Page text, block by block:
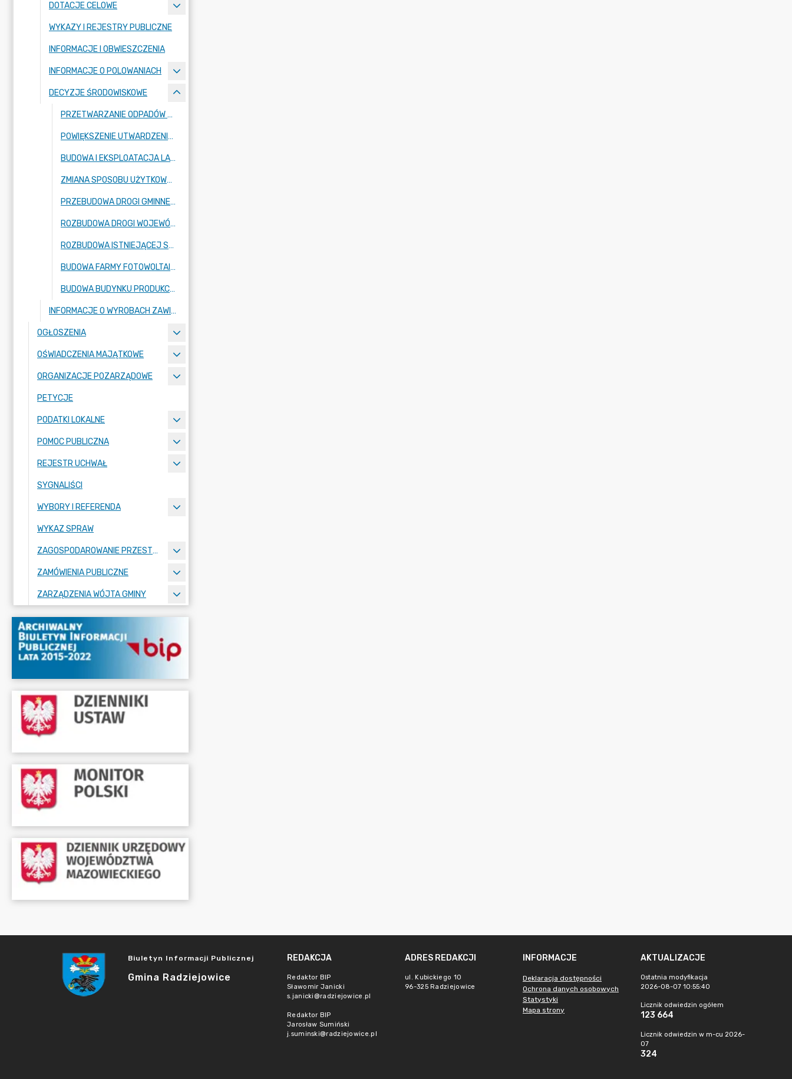
DOTACJE CELOWE
WYKAZY I REJESTRY PUBLICZNE
INFORMACJE I OBWIESZCZENIA
INFORMACJE O POLOWANIACH
DECYZJE ŚRODOWISKOWE
PRZETWARZANIE ODPADÓW SZTUCZNYCH W OBRĘBIE DZIAŁKI EWID. NR 236/1 OBRĘB RADZIEJOWICE, GMINA RADZIEJOWICE, POWIAT ŻYRARDOWSKI, WOJEWÓDZTWO MAZOWIECKIE
POWIĘKSZENIE UTWARDZENIA DZIAŁEK GRUNTU NR EWID. 24, 25 I 26/8 OBRĘB 0009 KRZE W MIEJSCOWOŚCI KRZE DUŻE, GMINA RADZIEJOWICE
BUDOWA I EKSPLOATACJA LAKIERNI PROSZKOWEJ W RADZIEJOWICACH PRZY UL. PRZEMYSŁOWEJ 2.
ZMIANA SPOSOBU UŻYTKOWANA BUDYNKU GOSPODARCZEGO NA BUDYNEK DO CHOWU DROBIU (ODCHOWALNIĘ) ORAZ BUDOWĘ DWÓCH KURNIKÓW WRAZ Z NIEZBĘDNA INFRASTRUKTURĄ TECHNICZNĄ W MIEJSCOWOŚCI CHROBOTY 1C, NA TERENIE DZIAŁEK NR 229 I 230 (OBRĘB CHROBOTY).
PRZEBUDOWA DROGI GMINNEJ W MIEJSCOWOŚCIACH RADZIEJOWICE-PARCEL ORAZ ZBOISKA W GMINIE RADZIEJOWICE.
ROZBUDOWA DROGI WOJEWÓDZKIEJ NR 579 W ZAKRESIE BUDOWY DROGI DLA PIESZYCH I ROWERÓW, W OBRĘBIE EWIDENCYJNYM NR 0019 RADZIEJOWICE, NR 0001 ADAMÓW-PARCEL, NR 0004 BUDY JÓZEFOWSKIE, NR 0002 ADAMÓW-WIEŚ, NR 0011 KUKLÓWKA RADZIEJOWICKA, W GMINIE RADZIEJOWICE, POW. ŻYRARDOWSKI, WOJ. MAZOWIECKIE
ROZBUDOWA ISTNIEJĄCEJ STACJI PALIW NA DZIAŁKACH NR 163/27 I 163/29, OBRĘB KRZE, GMINA RADZIEJOWICE
BUDOWA FARMY FOTOWOLTAICZNEJ PV SŁABOMIERZ I O MOCY DO 3 MW WŁĄCZNIE (Z MOŻLIWOŚCIĄ REALIZACJI W ETAPACH) REALIZOWANEJ NA DZIAŁCE O NR 310/1 OBRĘB 0011 SŁABOMIERZ, GMINA RADZIEJOWICE, POWIAT ŻYRARDOWSKI WRAZ Z NIEZBĘDNĄ INFRASTRUKTURĄ TECHNICZNĄ W TYM Z MAGAZYNAMI ENERGII
BUDOWA BUDYNKU PRODUKCYJNO-MAGAZYNOWEGO Z CZĘŚCIĄ SOCJALNO-BIUROWĄ WRAZ Z NIEZBĘDNĄ INFRASTRUKTURĄ KOMUNIKACYJNĄ I TECHNICZNĄ, NA DZIAŁCE O NR EW. 71/1 POŁOŻONEJ W MIEJSCOWOŚCI KURANÓW, OBRĘB EWIDENCYJNY NR 0013, W GMINIE RADZIEJOWICE, POW. ŻYRARDOWSKI, WOJ. MAZOWIECKIE.
INFORMACJE O WYROBACH ZAWIERAJĄCYCH AZBEST
OGŁOSZENIA
OŚWIADCZENIA MAJĄTKOWE
ORGANIZACJE POZARZĄDOWE
PETYCJE
PODATKI LOKALNE
POMOC PUBLICZNA
REJESTR UCHWAŁ
SYGNALIŚCI
WYBORY I REFERENDA
WYKAZ SPRAW
ZAGOSPODAROWANIE PRZESTRZENNE
ZAMÓWIENIA PUBLICZNE
ZARZĄDZENIA WÓJTA GMINY
Biuletyn Informacji Publicznej
Gmina Radziejowice
REDAKCJA
Redaktor BIP
Sławomir Janicki
s.janicki@radziejowice.pl
Redaktor BIP
Jarosław Sumiński
j.suminski@radziejowice.pl
ADRES REDAKCJI
ul. Kubickiego 10
96-325 Radziejowice
INFORMACJE
Deklaracja dostępności
Ochrona danych osobowych
Statystyki
Mapa strony
AKTUALIZACJE
Ostatnia modyfikacja
2026-08-07 10:55:40
Licznik odwiedzin ogółem
123 664
Licznik odwiedzin w m-cu 2026-
07
324